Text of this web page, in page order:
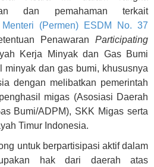
dan pemahaman terkait
Menteri (Permen) ESDM No. 37
PenawaranParticipating
Kerja Minyak dan Gas Bumi
minyak dan gas bumi, khususnya
dengan melibatkan pemerintah
migas (Asosiasi Daerah
Bumi/ADPM), SKK Migas serta
Timur Indonesia.
untuk berpartisipasi aktif dalam
hak dari daerah atas